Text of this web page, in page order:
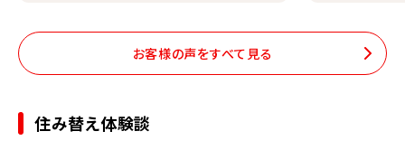
お客様の声をすべて見る
住み替え体験談